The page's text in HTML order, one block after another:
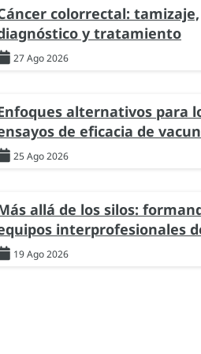
colorrectal: tamizaje,
y tratamiento
27 Ago 2026
alternativos para
de eficacia de
25 Ago 2026
allá de los silos:
interprofesionales
19 Ago 2026